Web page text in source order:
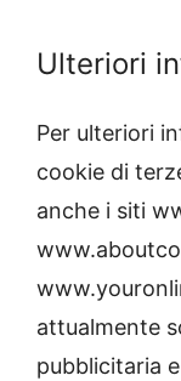
Ulteriori
Per ulteriori
cookie di
anche i siti
attualmente
pubblicitaria